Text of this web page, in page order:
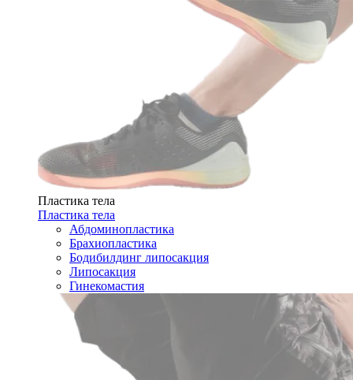
Пластика тела
Пластика тела
Абдоминопластика
Брахиопластика
Бодибилдинг липосакция
Липосакция
Гинекомастия